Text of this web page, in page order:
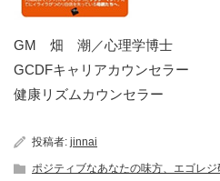
GM 畑 潮／心理学博士
GCDFキャリアカウンセラー
健康リズムカウンセラー
投稿者: jinnai
ポジティブなあなたの味方、エゴレジ